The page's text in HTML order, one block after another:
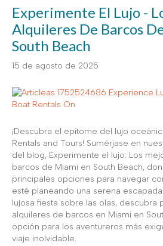
Experimente El Lujo -
Alquileres De Barcos
South Beach
15 de agosto de 2025
¡Descubra el epítome del lujo
Rentals and Tours! Sumérjase en
del blog, Experimente el lujo: Los
barcos de Miami en South Beach,
principales opciones para navegar
esté planeando una serena
lujosa fiesta sobre las olas, descubra
alquileres de barcos en Miami en
opción para los aventureros más
viaje inolvidable.